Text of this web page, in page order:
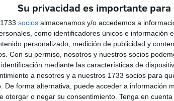
Su privacidad es importante
socios almacenamos y/o accedemos a
como identificadores únicos e información
personalizado, medición de publicidad y
Con su permiso, nosotros y nuestros socios
mediante las características de
a nosotros y a nuestros 1733 socios para
De forma alternativa, puede acceder a información
otorgar o negar su consentimiento. Tenga en
de actividades
disfrutar de un programa para estas
brilla en Navidad', comenzará con una
Auditorio del Revellíny estará
a las 19.30 horas.